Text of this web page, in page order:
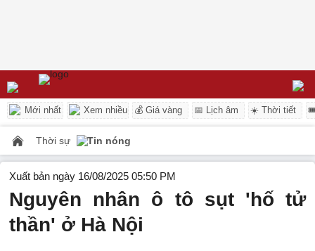
Mới nhất Xem nhiều 💰 Giá vàng 📅 Lịch âm ☀️ Thời tiết
Thời sự Tin nóng
Xuất bản ngày 16/08/2025 05:50 PM
Nguyên nhân ô tô sụt 'hố tử
thần' ở Hà Nội